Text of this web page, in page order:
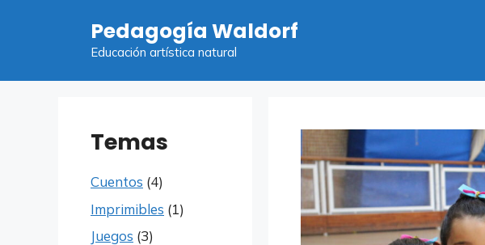
Pedagogía Waldorf
Educación artística natural
Temas
Cuentos (4)
Imprimibles (1)
Juegos (3)